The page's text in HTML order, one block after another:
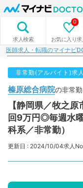
求人検索 お気に入り求
0
医師求人・転職のマイナビ
非常勤(アルバイト)求人
榛原総合病院の非常
【静岡県／牧之
回9万円◎毎週水
科系／非常勤）
更新日 : 2024/10/04求人